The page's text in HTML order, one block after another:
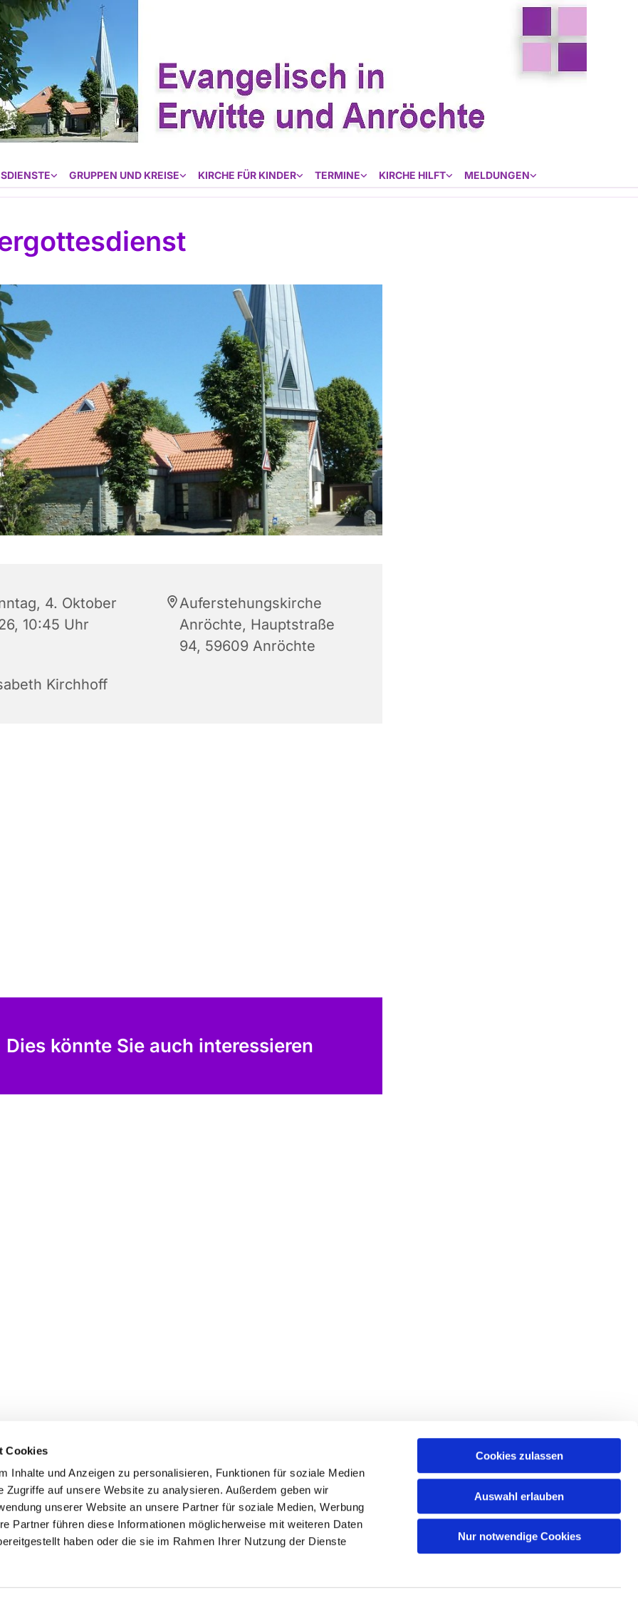
Cookies
Inhalte und Anzeigen zu personalisieren, Funktionen für soziale Medien
Zugriffe auf unsere Website zu analysieren. Außerdem geben wir
unserer Website an unsere Partner für soziale Medien, Werbung
Partner führen diese Informationen möglicherweise mit weiteren Daten
haben oder die sie im Rahmen Ihrer Nutzung der Dienste
Cookies zulassen
Auswahl erlauben
Nur notwendige Cookies
GRUPPEN UND KREISE KIRCHE FÜR KINDER TERMINE KIRCHE HILFT MELDUNGEN
4. Oktober
10:45 Uhr
Auferstehungskirche
Anröchte, Hauptstraße
94, 59609 Anröchte
Kirchhoff
Dies könnte Sie auch interessieren